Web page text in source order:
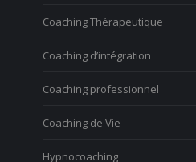
Vous voulez trouver votre voix
Coaching Thérapeutique
Coaching d’intégration
Coaching professionnel
Coaching de Vie
Hypnocoaching